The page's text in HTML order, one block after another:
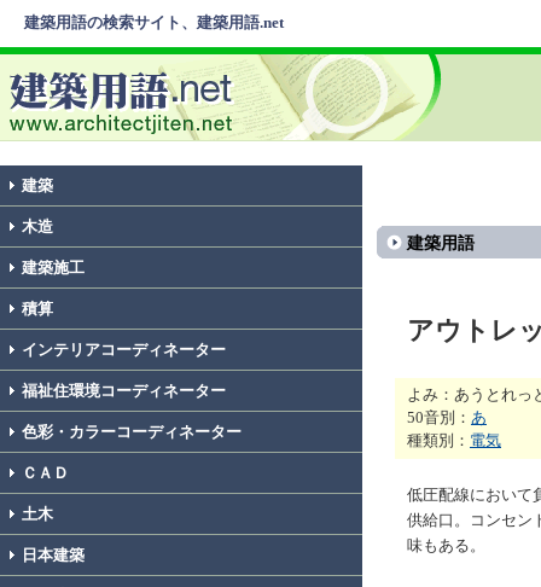
建築用語の検索サイト、建築用語.net
建築
木造
建築施工
積算
インテリアコーディネーター
福祉住環境コーディネーター
色彩・カラーコーディネーター
ＣＡＤ
土木
日本建築
建築用語
アウトレ
よみ：あうとれっ
50音別： あ
種類別： 電気
低圧配線において
供給口。コンセン
味もある。